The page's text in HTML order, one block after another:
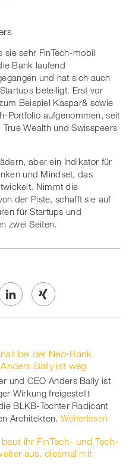
sehr FinTech-mobil
Bank laufend
und hat sich auch
beteiligt. Erst vor
Beispiel Kaspar& sowie
Portfolio aufgenommen, seit
Wealth und Swisspeers
aber ein Indikator für
und Mindset, das
Nimmt die
der Piste, schafft sie auf
für Startups und
zwei Seiten.
Share
linkedin
Share
Xing
bei der Neo-Bank
Bally ist weg
und CEO Anders Bally ist
Wirkung freigestellt
BLKB-Tochter Radicant
Architekten. Weiterlesen
ihr FinTech- und Tech-
aus, diesmal mit